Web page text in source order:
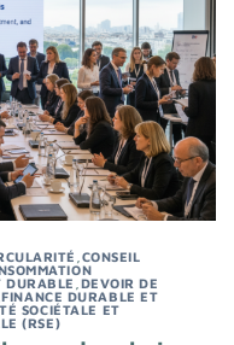
CONSEIL
DURABLE DEVOIR DE
,FINANCE DURABLE ET
SOCIÉTALE ET
(RSE)